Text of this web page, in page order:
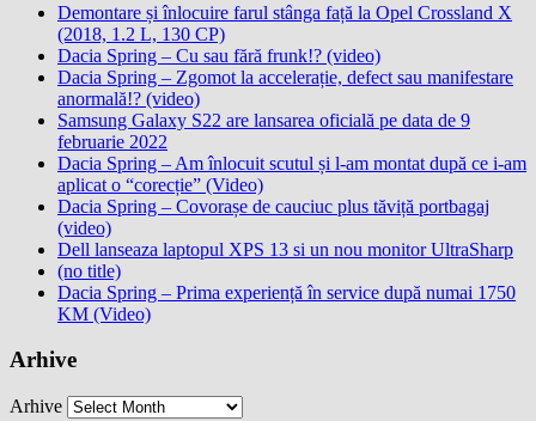
Demontare și înlocuire farul stânga față la Opel Crossland X
(2018, 1.2 L, 130 CP)
Dacia Spring – Cu sau fără frunk!? (video)
Dacia Spring – Zgomot la accelerație, defect sau manifestare
anormală!? (video)
Samsung Galaxy S22 are lansarea oficială pe data de 9
februarie 2022
Dacia Spring – Am înlocuit scutul și l-am montat după ce i-am
aplicat o “corecție” (Video)
Dacia Spring – Covorașe de cauciuc plus tăviță portbagaj
(video)
Dell lanseaza laptopul XPS 13 si un nou monitor UltraSharp
(no title)
Dacia Spring – Prima experiență în service după numai 1750
KM (Video)
Arhive
Arhive